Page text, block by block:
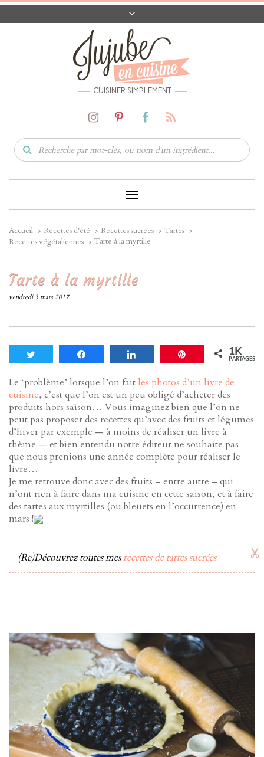
CONTACT
CODES PROMO
MATÉRIEL
CUISINER SIMPLEMENT
Toggle
Navigation
Accueil Recettes d'été Recettes sucrées
Tartes
Recettes végétaliennes
Tarte à la myrtille
Tarte à la myrtille
vendredi 3 mars 2017
Enregistrer1K
PARTAGES
Le ‘problème’ lorsque l’on fait les photos d’un livre de
cuisine, c’est que l’on est un peu obligé d’acheter des
produits hors saison… Vous imaginez bien que l’on ne
peut pas proposer des recettes qu’avec des fruits et légumes
d’hiver par exemple — à moins de réaliser un livre à
thème — et bien entendu notre éditeur ne souhaite pas
que nous prenions une année complète pour réaliser le
livre…
Je me retrouve donc avec des fruits – entre autre – qui
n’ont rien à faire dans ma cuisine en cette saison, et à faire
des tartes aux myrtilles (ou bleuets en l’occurrence) en
mars !
(Re)Découvrez toutes mesrecettes de tartes sucrées